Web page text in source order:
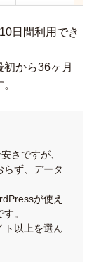
日間利用でき
から36ヶ月
さですが、
ず、データ
が使え
。
ト以上を選ん